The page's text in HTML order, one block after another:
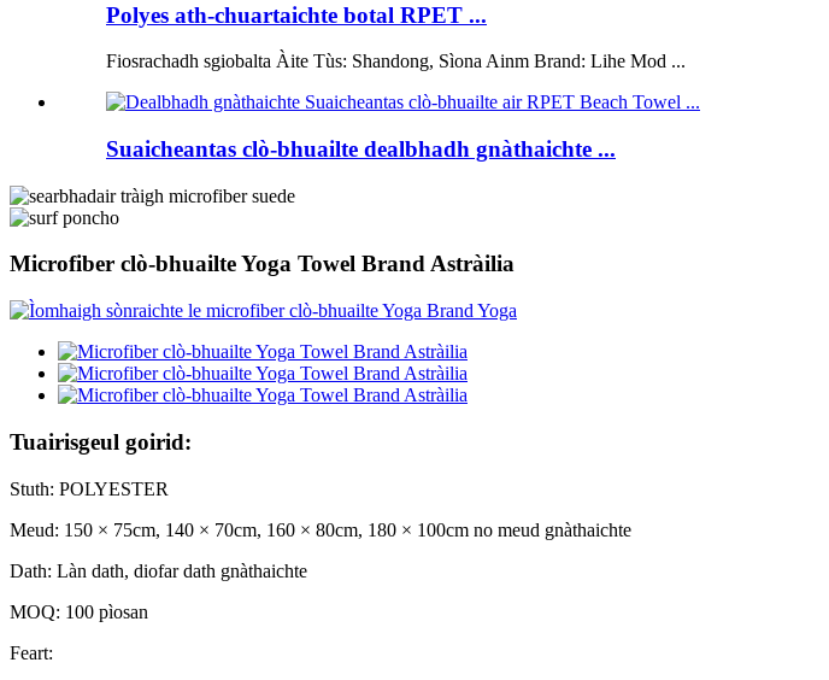
Polyes ath-chuartaichte botal RPET ...
Fiosrachadh sgiobalta Àite Tùs: Shandong, Sìona Ainm Brand: Lihe Mod ...
Suaicheantas clò-bhuailte dealbhadh gnàthaichte ...
Microfiber clò-bhuailte Yoga Towel Brand Astràilia
Tuairisgeul goirid:
Stuth: POLYESTER
Meud: 150 × 75cm, 140 × 70cm, 160 × 80cm, 180 × 100cm no meud gnàthaichte
Dath: Làn dath, diofar dath gnàthaichte
MOQ: 100 pìosan
Feart: